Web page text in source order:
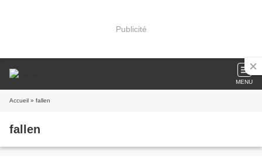
Publicité
MENU
Accueil » fallen
fallen